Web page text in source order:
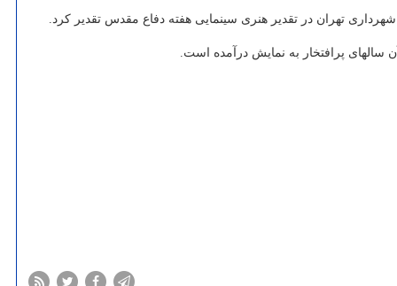
تهران در تقدیر هنری سینمایی هفته دفاع مقدس تقدیر کرد.
پرافتخار به نمایش درآمده است.